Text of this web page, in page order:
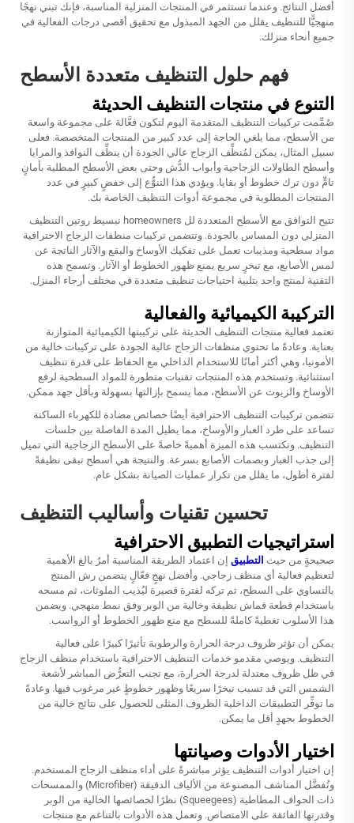
أفضل النتائج. وعندما تستثمر في المنتجات المنزلية المناسبة، فإنك تبني نهجًا
منهجيًّا للتنظيف يقلل من الجهد المبذول مع تحقيق أقصى درجات الفعالية في
جميع أنحاء منزلك.
فهم حلول التنظيف متعددة الأسطح
التنوع في منتجات التنظيف الحديثة
صُمِّمت تركيبات التنظيف المتقدمة اليوم لتكون فعَّالة على مجموعة واسعة
من الأسطح، مما يلغي الحاجة إلى عدد كبير من المنتجات المتخصصة. فعلى
سبيل المثال، يمكن لمُنظِّف الزجاج عالي الجودة أن ينظِّف النوافذ والمرايا
وأسطح الطاولات الزجاجية وأبواب الدُّش وحتى بعض الأسطح المطلية بأمانٍ
تامٍّ دون ترك خطوط أو بقايا. ويؤدي هذا التنوُّع إلى خفضٍ كبيرٍ في عدد
المنتجات المطلوبة في مجموعة أدوات التنظيف الخاصة بك.
تتيح التوافق مع الأسطح المتعددة لل homeowners تبسيط روتين التنظيف
المنزلي دون المساس بالجودة. وتتضمن تركيبات منظفات الزجاج الاحترافية
مواد سطحية ومذيبات تعمل على تفكيك الأوساخ والبقع والآثار الناتجة عن
لمس الأصابع، مع تبخرٍ سريع يمنع ظهور الخطوط أو الآثار. وتسمح هذه
التقنية لمنتج واحد بتلبية احتياجات تنظيف متعددة في مختلف أرجاء المنزل.
التركيبة الكيميائية والفعالية
تعتمد فعالية منتجات التنظيف الحديثة على تركيبتها الكيميائية المتوازنة
بعناية. وعادةً ما تحتوي منظفات الزجاج عالية الجودة على تركيبات خالية من
الأمونيا، وهي أكثر أمانًا للاستخدام الداخلي مع الحفاظ على قدرة تنظيف
استثنائية. وتستخدم هذه المنتجات تقنيات متطورة للمواد السطحية لرفع
الأوساخ والزيوت عن الأسطح، مما يسمح بإزالتها بسهولة وبأقل جهد ممكن.
تتضمن تركيبات التنظيف الاحترافية أيضًا خصائص مضادة للكهرباء الساكنة
تساعد على طرد الغبار والأوساخ، مما يطيل المدة الفاصلة بين جلسات
التنظيف. وتكتسب هذه الميزة أهميةً خاصةً على الأسطح الزجاجية التي تميل
إلى جذب الغبار وبصمات الأصابع بسرعة. والنتيجة هي أسطح تبقى نظيفةً
لفترة أطول، ما يقلل من تكرار عمليات الصيانة بشكل عام.
تحسين تقنيات وأساليب التنظيف
استراتيجيات التطبيق الاحترافية
صحيحةٍ من حيث التطبيق إن اعتماد الطريقة المناسبة أمرٌ بالغ الأهمية
لتعظيم فعالية أي منظف زجاجي. وأفضل نهجٍ فعّالٍ يتضمن رش المنتج
بالتساوي على السطح، ثم تركه لفترة قصيرة ليُذيب الملوثات، ثم مسحه
باستخدام قطعة قماش نظيفة وخالية من الوبر وفق نمط منهجي. ويضمن
هذا الأسلوب تغطيةً كاملةً للسطح مع منع ظهور الخطوط أو الرواسب.
يمكن أن تؤثر ظروف درجة الحرارة والرطوبة تأثيرًا كبيرًا على فعالية
التنظيف. ويوصي مقدمو خدمات التنظيف الاحترافية باستخدام منظف الزجاج
في ظل ظروف معتدلة لدرجة الحرارة، مع تجنب التعرُّض المباشر لأشعة
الشمس التي قد تسبب تبخرًا سريعًا وظهور خطوطٍ غير مرغوب فيها. وعادةً
ما توفِّر التطبيقات الداخلية الظروف المثلى للحصول على نتائج خالية من
الخطوط بجهدٍ أقل ما يمكن.
اختيار الأدوات وصيانتها
إن اختيار أدوات التنظيف يؤثر مباشرةً على أداء منظف الزجاج المستخدم.
وتُفضَّل المناشف المصنوعة من الألياف الدقيقة (Microfiber) والممسحات
ذات الحواف المطاطية (Squeegees) نظرًا لخصائصها الخالية من الوبر
وقدرتها الفائقة على الامتصاص. وتعمل هذه الأدوات بالتناغم مع منتجات